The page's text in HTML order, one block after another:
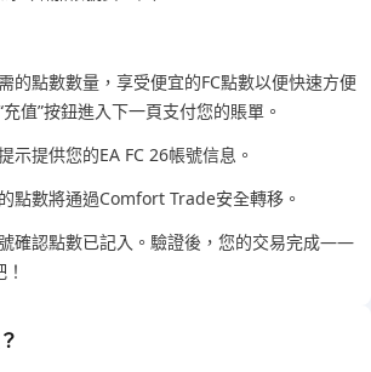
的點數數量，享受便宜的FC點數以便快速方便
值”按鈕進入下一頁支付您的賬單。
示提供您的EA FC 26帳號信息。
點數將通過Comfort Trade安全轉移。
確認點數已記入。驗證後，您的交易完成——